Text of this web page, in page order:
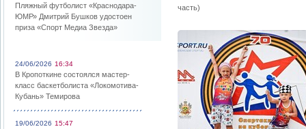
Пляжный футболист «Краснодара-
ЮМР» Дмитрий Бушков удостоен
приза «Спорт Медиа Звезда»
24/06/2026 16:34
В Кропоткине состоялся мастер-
класс баскетболиста «Локомотива-
Кубань» Темирова
19/06/2026 15:47
часть)